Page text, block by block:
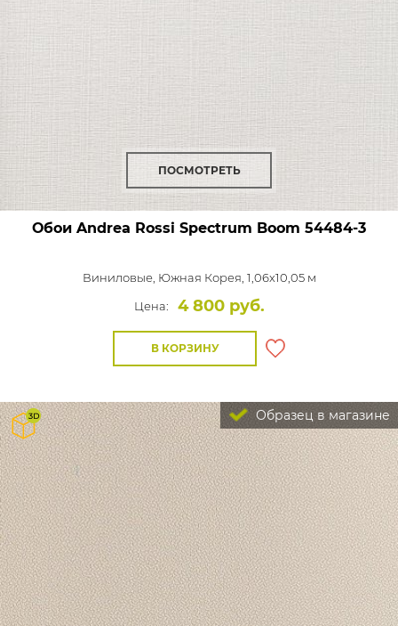
ПОСМОТРЕТЬ
Обои Andrea Rossi Spectrum Boom 54484-3
Виниловые, Южная Корея, 1,06x10,05 м
Цена:
4 800 руб.
В КОРЗИНУ
Образец в магазине